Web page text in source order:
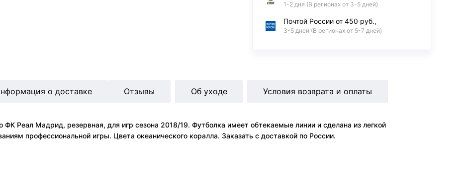
1-2 дня (В регионах от 3-5 дней)
Почтой России от 450 руб.,
3-5 дней (В регионах от 5-7 дней)
Реал Мадрид, резервная, для игр сезона 2018/19. Футболка имеет обтекаемые линии и сделана из легкой
профессиональной игры. Цвета океанического коралла. Заказать с доставкой по России.
о доставке Отзывы Об уходе Условия возврата и оплаты